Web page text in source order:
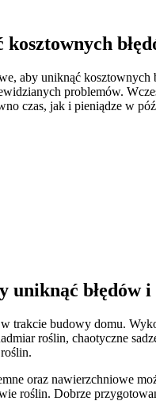
aby uniknąć
problemów.
czas, jak i pieniądze w
błędów i
trakcie budowy domu.
roślin, chaotyczne
oraz nawierzchniowe
roślin. Dobrze